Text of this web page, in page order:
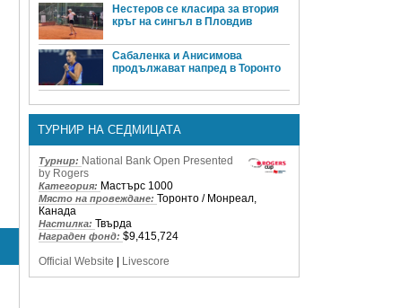
Нестеров се класира за втория
кръг на сингъл в Пловдив
Сабаленка и Анисимова
продължават напред в Торонто
ТУРНИР НА СЕДМИЦАТА
Турнир: National Bank Open Presented
by Rogers
Категория: Мастърс 1000
Място на провеждане: Торонто / Монреал,
Канада
Настилка: Твърда
Награден фонд: $9,415,724
Official Website
Livescore